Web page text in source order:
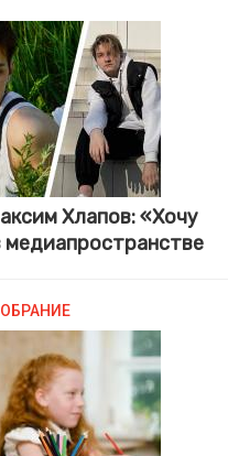
Хлапов: «Хочу
медиапространстве